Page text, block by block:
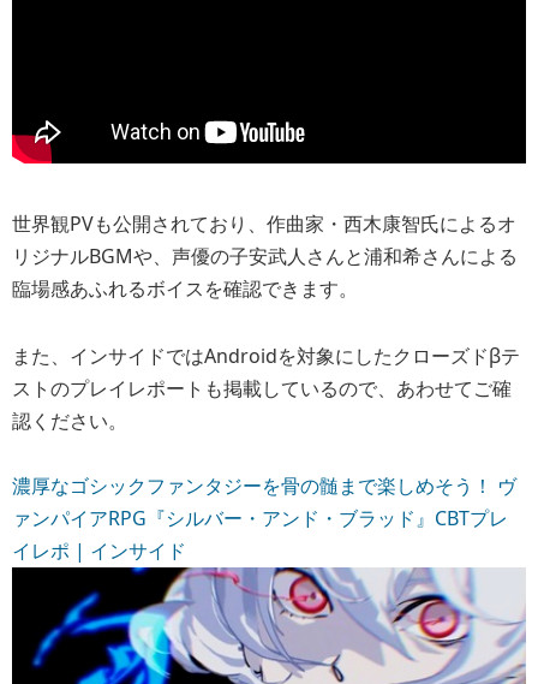
世界観PVも公開されており、作曲家・西木康智氏によるオ
リジナルBGMや、声優の子安武人さんと浦和希さんによる
臨場感あふれるボイスを確認できます。
また、インサイドではAndroidを対象にしたクローズドβテ
ストのプレイレポートも掲載しているので、あわせてご確
認ください。
濃厚なゴシックファンタジーを骨の髄まで楽しめそう！ ヴ
ァンパイアRPG『シルバー・アンド・ブラッド』CBTプレ
イレポ | インサイド